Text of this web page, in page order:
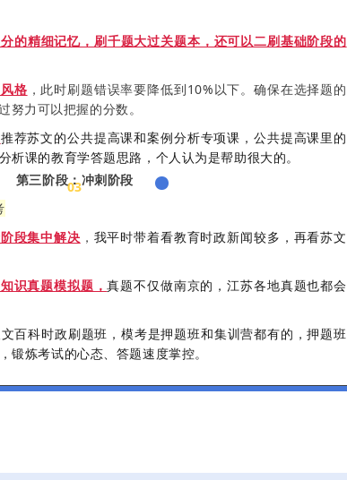
的精细记忆，刷千题大过关题本，还可以二刷基础阶段的
格 ，此时刷题错误率要降低到10%以下。确保在选择题的
努力可以把握的分数。
推荐苏文的公共提高课和案例分析专项课，公共提高课里的
析课的教育学答题思路，个人认为是帮助很大的。
03
第三阶段：冲刺阶段
段集中解决 ， 我平时带着看教育时政新闻较多，再看苏文
识真题模拟题，真题不仅做南京的，江苏各地真题也都会
科时政刷题班，模考是押题班和集训营都有的，押题班
锻炼考试的心态、答题速度掌控。